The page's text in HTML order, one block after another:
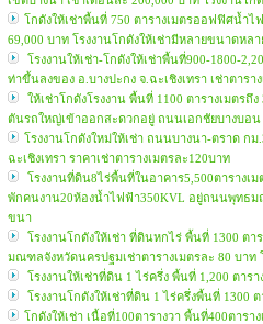
โกดังให้เช่าพื้นที่ 750 ตารางเมตรออฟฟิศน้ำ
69,000 บาท โรงงานโกดังให้เช่ามีหลายขนาดหล
โรงงานให้เช่า-โกดังให้เช่าพื้นที่900-1800-
ท่าขึ้นลงของ อ.บางปะกง จ.ฉะเชิงเทรา เช่าตาร
ให้เช่าโกดังโรงงาน พื้นที่ 1100 ตารางเมตร
ตันรถใหญ่เข้าออกสะดวกอยู่ ถนนเอกชัยบางบอน
โรงงานโกดังใหม่ให้เช่า ถนนบางนา-ตราด ก
ฉะเชิงเทรา ราคาเช่าตารางเมตรละ120บาท
โรงงานที่ดิน8ไร่พื้นที่ในอาคาร5,500ตาราง
พักคนงาน20ห้องน้ำไฟฟ้า350KVL อยู่ถนนพุทธม
ขนา
โรงงานโกดังให้เช่า ที่ดินหกไร่ พื้นที่ 1300
มณฑลจังหวัดนครปฐมเช่าตารางเมตรละ 80 บาท
โรงงานให้เช่าที่ดิน 1 ไร่ครึ่ง พื้นที่ 1,200 ตา
โรงงานโกดังให้เช่าที่ดิน 1 ไร่ครึ่งพื้นที่ 1300
โกดังให้เช่า เนื้อที่100ตารางวา พื้นที่400ตาร